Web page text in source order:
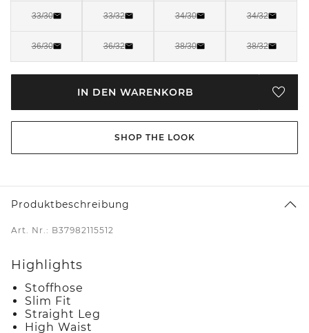
33/30 33/32 34/30 34/32
36/30 36/32 38/30 38/32
IN DEN WARENKORB
SHOP THE LOOK
Produktbeschreibung
Art. Nr.: B37982115512
Highlights
Stoffhose
Slim Fit
Straight Leg
High Waist